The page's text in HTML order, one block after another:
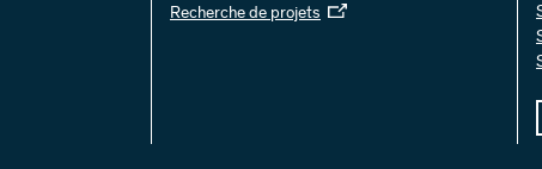
Recherche de projets